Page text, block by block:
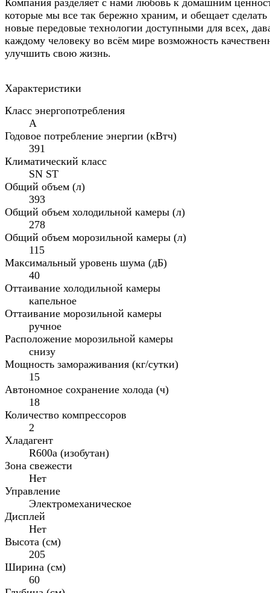
которые мы все так бережно храним, и обещает сделать
новые передовые технологии доступными для всех,
каждому человеку во всём мире возможность
улучшить свою жизнь.
Характеристики
Класс энергопотребления
A
Годовое потребление энергии (кВтч)
391
Климатический класс
SN ST
Общий объем (л)
393
Общий объем холодильной камеры (л)
278
Общий объем морозильной камеры (л)
115
Максимальный уровень шума (дБ)
40
Оттаивание холодильной камеры
капельное
Оттаивание морозильной камеры
ручное
Расположение морозильной камеры
снизу
Мощность замораживания (кг/сутки)
15
Автономное сохранение холода (ч)
18
Количество компрессоров
2
Хладагент
R600a (изобутан)
Зона свежести
Нет
Управление
Электромеханическое
Дисплей
Нет
Высота (см)
205
Ширина (см)
60